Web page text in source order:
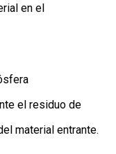
en el
el residuo de
material entrante.